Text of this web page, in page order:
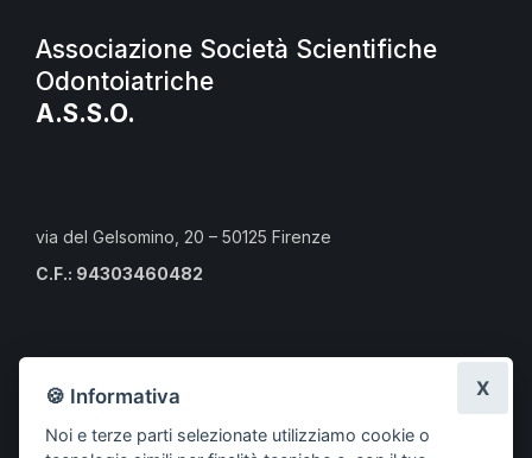
Associazione Società Scientifiche
Odontoiatriche
A.S.S.O.
via del Gelsomino, 20 – 50125 Firenze
C.F.: 94303460482
Risorse per i professionisti
Risorse per i cittadini
🍪 Informativa
Noi e terze parti selezionate utilizziamo cookie o
X